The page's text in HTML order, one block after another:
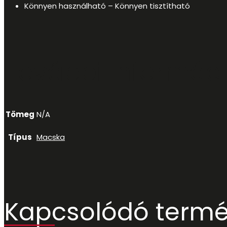
Könnyen használható – Könnyen tisztítható
Tömeg N/A
Típus Macska
Kapcsolódó